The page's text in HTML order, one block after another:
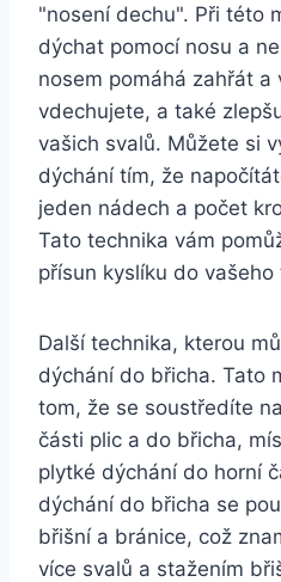
"nosení dechu". Při této
dýchat pomocí nosu a
nosem pomáhá zahřát
vdechujete, a také
vašich svalů. Můžete si
dýchání tím, že
jeden nádech a počet
Tato technika vám
přísun kyslíku do vašeho
Další technika, kterou
dýchání do břicha. Tato
tom, že se soustředíte
části plic a do břicha,
plytké dýchání do horní
dýchání do břicha se
břišní a bránice, což
více svalů a stažením